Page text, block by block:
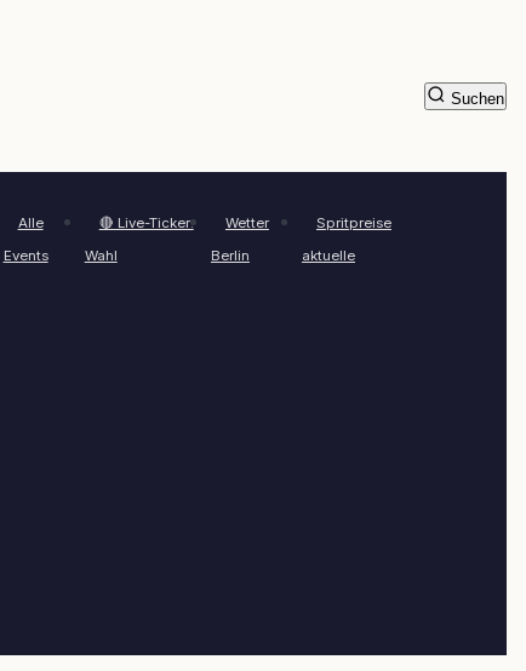
Alle
Events
🔴 Live-Ticker:
Wahl
Wetter
Berlin
Spritpreise
aktuelle
Suchen